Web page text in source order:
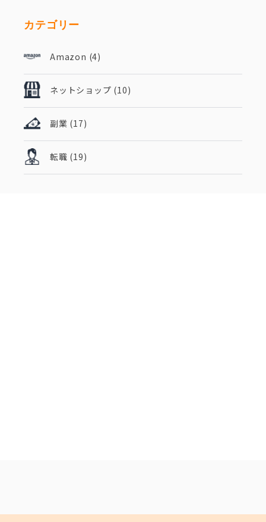
カテゴリー
Amazon (4)
ネットショップ (10)
副業 (17)
転職 (19)